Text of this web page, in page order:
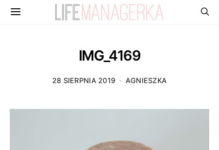
IMG_4169
28 SIERPNIA 2019 AGNIESZKA